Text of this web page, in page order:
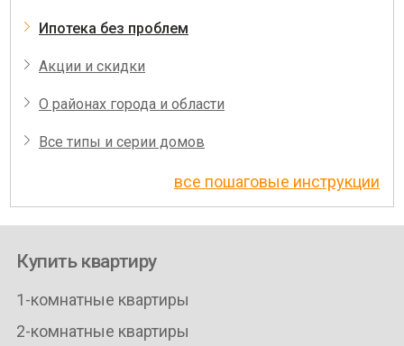
Ипотека без проблем
Акции и скидки
О районах города и области
Все типы и серии домов
все пошаговые инструкции
Купить квартиру
1-комнатные квартиры
2-комнатные квартиры